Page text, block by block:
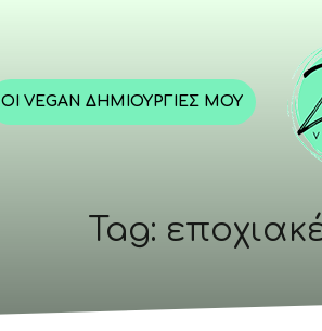
ΟΙ VEGAN ΔΗΜΙΟΥΡΓΊΕΣ ΜΟΥ
Tag: